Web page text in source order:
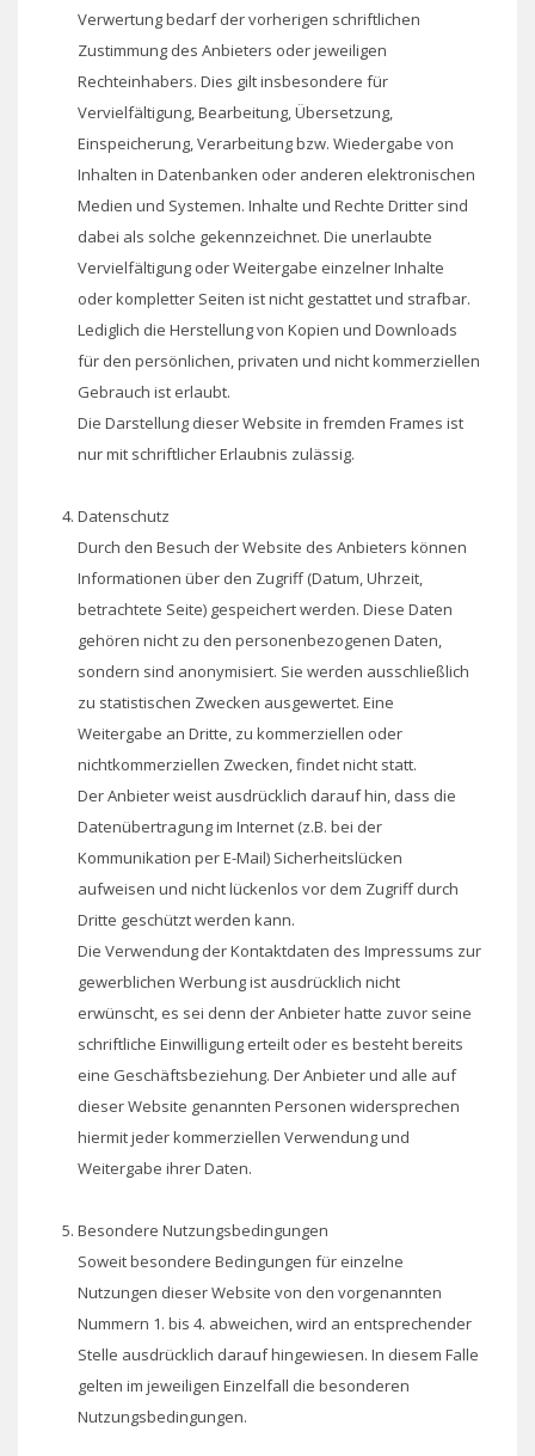
Verwertung bedarf der vorherigen schriftlichen
Zustimmung des Anbieters oder jeweiligen
Rechteinhabers. Dies gilt insbesondere für
Vervielfältigung, Bearbeitung, Übersetzung,
Einspeicherung, Verarbeitung bzw. Wiedergabe von
Inhalten in Datenbanken oder anderen elektronischen
Medien und Systemen. Inhalte und Rechte Dritter sind
dabei als solche gekennzeichnet. Die unerlaubte
Vervielfältigung oder Weitergabe einzelner Inhalte
oder kompletter Seiten ist nicht gestattet und strafbar.
Lediglich die Herstellung von Kopien und Downloads
für den persönlichen, privaten und nicht kommerziellen
Gebrauch ist erlaubt.
Die Darstellung dieser Website in fremden Frames ist
nur mit schriftlicher Erlaubnis zulässig.
Datenschutz
Durch den Besuch der Website des Anbieters können
Informationen über den Zugriff (Datum, Uhrzeit,
betrachtete Seite) gespeichert werden. Diese Daten
gehören nicht zu den personenbezogenen Daten,
sondern sind anonymisiert. Sie werden ausschließlich
zu statistischen Zwecken ausgewertet. Eine
Weitergabe an Dritte, zu kommerziellen oder
nichtkommerziellen Zwecken, findet nicht statt.
Der Anbieter weist ausdrücklich darauf hin, dass die
Datenübertragung im Internet (z.B. bei der
Kommunikation per E-Mail) Sicherheitslücken
aufweisen und nicht lückenlos vor dem Zugriff durch
Dritte geschützt werden kann.
Die Verwendung der Kontaktdaten des Impressums zur
gewerblichen Werbung ist ausdrücklich nicht
erwünscht, es sei denn der Anbieter hatte zuvor seine
schriftliche Einwilligung erteilt oder es besteht bereits
eine Geschäftsbeziehung. Der Anbieter und alle auf
dieser Website genannten Personen widersprechen
hiermit jeder kommerziellen Verwendung und
Weitergabe ihrer Daten.
Besondere Nutzungsbedingungen
Soweit besondere Bedingungen für einzelne
Nutzungen dieser Website von den vorgenannten
Nummern 1. bis 4. abweichen, wird an entsprechender
Stelle ausdrücklich darauf hingewiesen. In diesem Falle
gelten im jeweiligen Einzelfall die besonderen
Nutzungsbedingungen.